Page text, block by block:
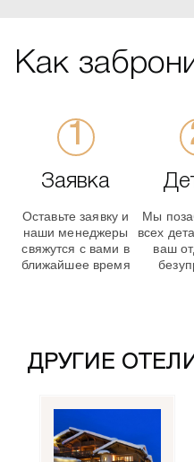
Как
Заявка
Оставьте заявку и
наши менеджеры
свяжутся с вами в
ближайшее время
Мы
всех
ваш
ДРУГИЕ